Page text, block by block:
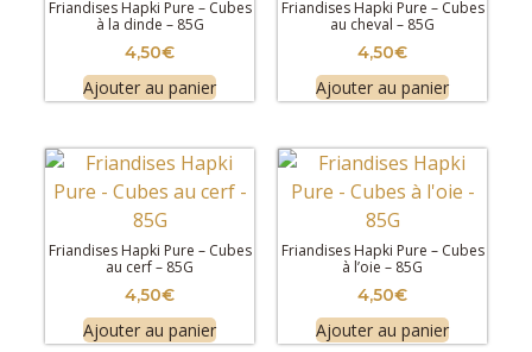
Friandises Hapki Pure – Cubes
à la dinde – 85G
4,50€
Ajouter au panier
Friandises Hapki Pure – Cubes
au cheval – 85G
4,50€
Ajouter au panier
Friandises Hapki Pure – Cubes
au cerf – 85G
4,50€
Ajouter au panier
Friandises Hapki Pure – Cubes
à l’oie – 85G
4,50€
Ajouter au panier